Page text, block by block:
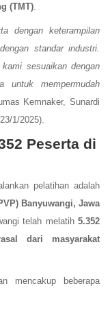
(TMT)
dengan keterampilan
standar industri.
sesuaikan dengan
untuk mempermudah
Kemnaker, Sunardi
1/2025).
Peserta di
pelatihan adalah
Banyuwangi, Jawa
telah melatih 5.352
dari masyarakat
mencakup beberapa